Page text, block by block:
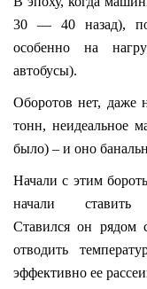
30 — 40 назад),
особенно на
автобусы).
Оборотов нет, даже
тонн, неидеальное
было) – и оно
Начали с этим
начали
Ставился он рядом
отводить
эффективно ее